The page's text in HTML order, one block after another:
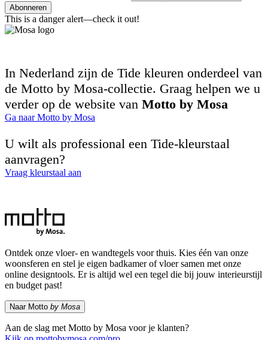
Abonneren
This is a danger alert—check it out!
In Nederland zijn de Tide kleuren onderdeel van
de Motto by Mosa-collectie. Graag helpen we u
verder op de website van Motto by Mosa
Ga naar Motto by Mosa
U wilt als professional een Tide-kleurstaal
aanvragen?
Vraag kleurstaal aan
Ontdek onze vloer- en wandtegels voor thuis. Kies één van onze
woonsferen en stel je eigen badkamer of vloer samen met onze
online designtools. Er is altijd wel een tegel die bij jouw interieurstijl
en budget past!
Naar Motto by Mosa
Aan de slag met Motto by Mosa voor je klanten?